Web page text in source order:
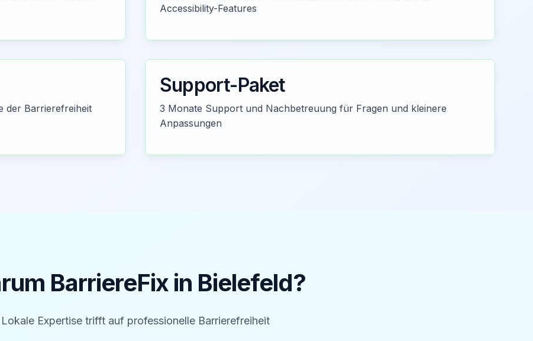
Accessibility-Features
der Barrierefreiheit
Support-Paket
3 Monate Support und Nachbetreuung für Fragen und kleinere
Anpassungen
BarriereFix in Bielefeld?
Lokale Expertise trifft auf professionelle Barrierefreiheit